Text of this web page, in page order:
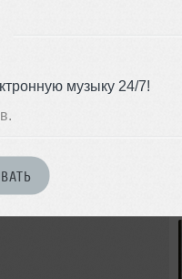
музыку 24/7!